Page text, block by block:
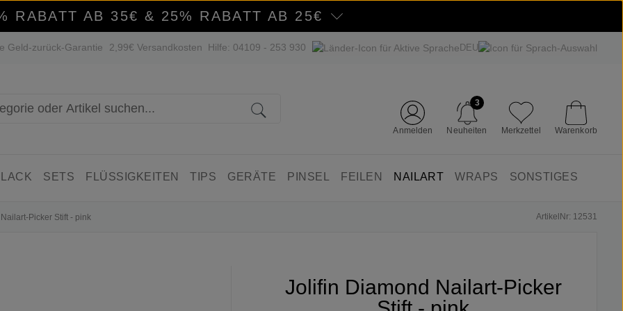
RABATT AB 35€ & 25% RABATT AB 25€
Geld-zurück-Garantie 2,99€ Versandkosten Hilfe: 04109 - 253 930 DEU
Anmelden Neuheiten
3
Merkzettel Warenkorb
SETS FLÜSSIGKEITEN TIPS GERÄTE PINSEL FEILEN NAILART WRAPS SONSTIGES
Picker Stift - pink ArtikelNr: 12531
Jolifin Diamond Nailart-Picker